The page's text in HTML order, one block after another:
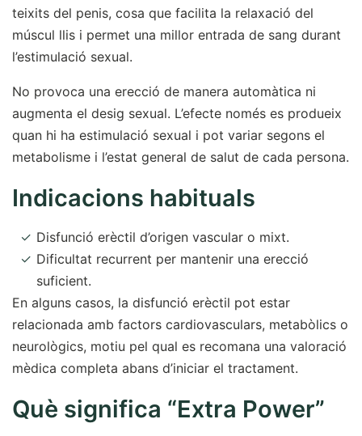
teixits del penis, cosa que facilita la relaxació del
múscul llis i permet una millor entrada de sang durant
l’estimulació sexual.
No provoca una erecció de manera automàtica ni
augmenta el desig sexual. L’efecte només es produeix
quan hi ha estimulació sexual i pot variar segons el
metabolisme i l’estat general de salut de cada persona.
Indicacions habituals
Disfunció erèctil d’origen vascular o mixt.
Dificultat recurrent per mantenir una erecció
suficient.
En alguns casos, la disfunció erèctil pot estar
relacionada amb factors cardiovasculars, metabòlics o
neurològics, motiu pel qual es recomana una valoració
mèdica completa abans d’iniciar el tractament.
Què significa “Extra Power”